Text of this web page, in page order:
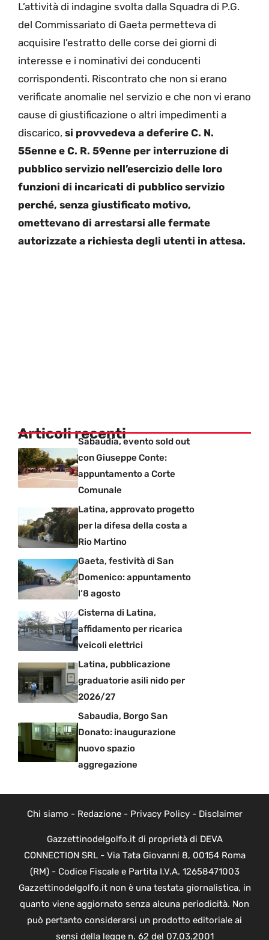
L’attività di indagine svolta dalla Squadra di P.G.
del Commissariato di Gaeta permetteva di
acquisire l’estratto delle corse dei giorni di
interesse e i nominativi dei conducenti
corrispondenti. Riscontrato che non si erano
verificate anomalie nel servizio e che non vi erano
cause di giustificazione o altri impedimenti a
discarico, si provvedeva a deferire C. N.
55enne e C. R. 59enne per interruzione di
pubblico servizio nell’esercizio delle loro
funzioni di incaricati di pubblico servizio
perché, senza giustificato motivo,
omettevano di arrestarsi alle fermate
autorizzate a richiesta degli utenti in attesa.
Articoli recentiSabaudia, evento sold out
con Giuseppe Conte:
appuntamento a Corte
Comunale
Latina, approvato progetto
per la difesa della costa a
Rio Martino
Gaeta, festività di San
Domenico: appuntamento
l’8 agosto
Cisterna di Latina,
affidamento per ricarica
veicoli elettrici
Latina, pubblicazione
graduatorie asili nido per
2026/27
Sabaudia, Borgo San
Donato: inaugurazione
nuovo spazio
aggregazione
Chi siamo - Redazione- Privacy Policy- Disclaimer
Gazzettinodelgolfo.it di proprietà di DEVA
CONNECTION SRL - Via Tata Giovanni 8, 00154 Roma
(RM) - Codice Fiscale e Partita I.V.A. 12658471003
Gazzettinodelgolfo.it non è una testata giornalistica, in
quanto viene aggiornato senza alcuna periodicità. Non
può pertanto considerarsi un prodotto editoriale ai
sensi della legge n. 62 del 07.03.2001